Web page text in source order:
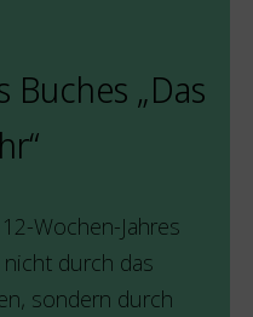
Buches „Das
Wochen-Jahres
durch das
sondern durch